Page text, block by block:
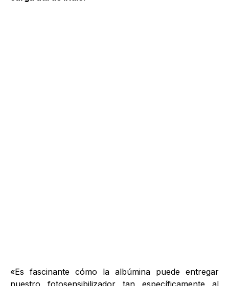
«Es fascinante cómo la albúmina puede entregar
nuestro fotosensibilizador tan específicamente al